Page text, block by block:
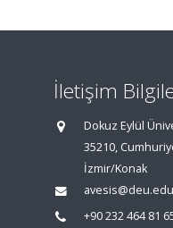
İletişim
Dokuz Eylül
35210,
İzmir/Konak
+90 232 464 81